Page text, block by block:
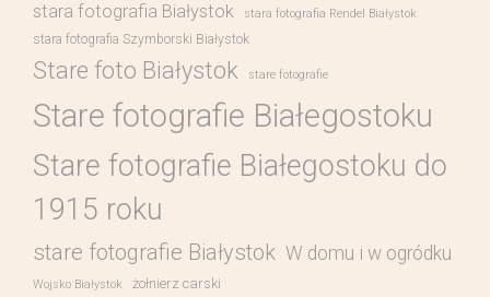
stara fotografia Białystok stara fotografia Rendel Białystok
stara fotografia Szymborski Białystok
Stare foto Białystok stare fotografie
Stare fotografie Białegostoku
Stare fotografie Białegostoku do
1915 roku
stare fotografie Białystok W domu i w ogródku
Wojsko Białystok żołnierz carski